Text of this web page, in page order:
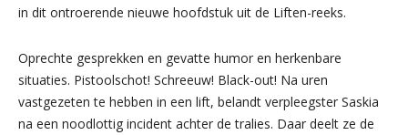
in dit ontroerende nieuwe hoofdstuk uit de Liften-reeks.
Oprechte gesprekken en gevatte humor en herkenbare
situaties. Pistoolschot! Schreeuw! Black-out! Na uren
vastgezeten te hebben in een lift, belandt verpleegster Saskia
na een noodlottig incident achter de tralies. Daar deelt ze de